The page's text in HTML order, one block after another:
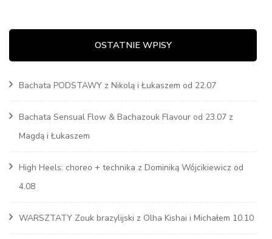
OSTATNIE WPISY
Bachata PODSTAWY z Nikolą i Łukaszem od 22.07
Bachata Sensual Flow & Bachazouk Flavour od 23.07 z
Magdą i Łukaszem
High Heels: choreo + technika z Dominiką Wójcikiewicz od
4.08
WARSZTATY Zouk brazylijski z Olha Kishai i Michałem 10.10